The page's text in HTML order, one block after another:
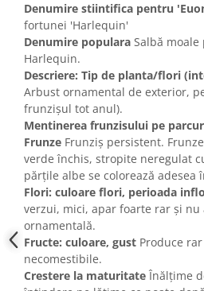
Denumire stiintifica pentru
fortunei 'Harlequin'
Denumire populara Salbă
Harlequin.
Descriere: Tip de planta/flori
Arbust ornamental de exterior,
frunzișul tot anul).
Mentinerea frunzisului pe
Frunze Frunziș persistent.
verde închis, stropite neregulat
părțile albe se colorează adesea
Flori: culoare flori, perioada
verzui, mici, apar foarte rar și nu
ornamentală.
Fructe: culoare, gust Produce
necomestibile.
Crestere la maturitate Înălțime